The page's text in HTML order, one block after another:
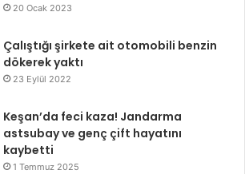
20 Ocak 2023
Çalıştığı şirkete ait otomobili benzin
dökerek yaktı
23 Eylül 2022
Keşan’da feci kaza! Jandarma
astsubay ve genç çift hayatını
kaybetti
1 Temmuz 2025